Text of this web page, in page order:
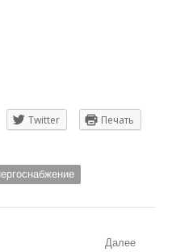
Twitter Печать
Далее